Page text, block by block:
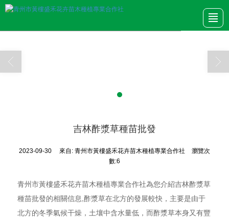
吉林酢漿草種苗批發
2023-09-30 來自:青州市黃樓盛禾花卉苗木種植專業合作社
瀏覽次
數:6
青州市黃樓盛禾花卉苗木種植專業合作社為您介紹吉林酢漿草
種苗批發的相關信息,酢漿草在北方的發展較快，主要是由于
北方的冬季氣候干燥，土壤中含水量低，而酢漿草本身又有豐